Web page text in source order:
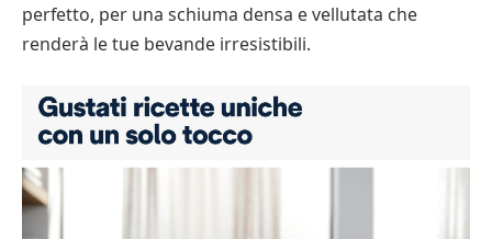
perfetto, per una schiuma densa e vellutata che
renderà le tue bevande irresistibili.